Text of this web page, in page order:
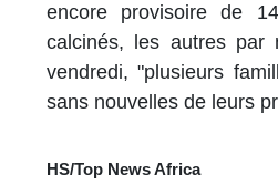
encore provisoire de
calcinés, les autres par
vendredi, "plusieurs
sans nouvelles de leurs
HS/Top News Africa